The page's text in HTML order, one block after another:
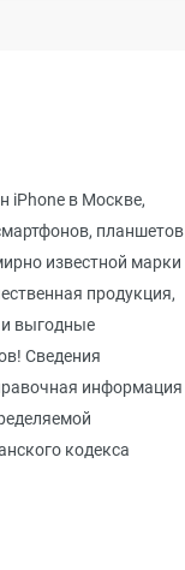
iPhone в Москве,
планшетов
известной марки
продукция,
выгодные
Сведения
информация
кодекса